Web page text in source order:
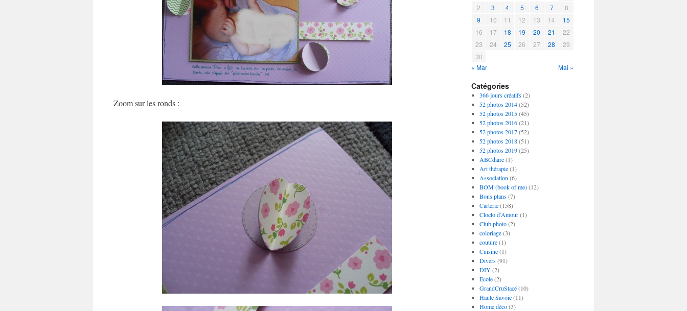
Zoom sur les ronds :
2
3 4 5 6 7
8
9
10 11 12 13 14
15
16
17 18 19 20 21
22
23
24 25 26 27 28
29
30
« Mar
Mai »
Catégories
366 jours créatifs(2)
52 photos 2014(52)
52 photos 2015(45)
52 photos 2016(21)
52 photos 2017(52)
52 photos 2018(51)
52 photos 2019(25)
ABCdaire(1)
Art thérapie(1)
Association (6)
BOM (book of me)(12)
Bons plans(7)
Carterie(158)
Cloclo d'Amour(1)
Club photo(2)
coloriage(3)
couture(1)
Cuisine(1)
Divers(91)
DIY(2)
Ecole(2)
GrandCruStacé(10)
Haute Savoie(11)
Home déco(3)